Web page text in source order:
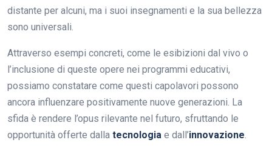
distante per alcuni, ma i suoi insegnamenti e la sua bellezza
sono universali.
Attraverso esempi concreti, come le esibizioni dal vivo o
l’inclusione di queste opere nei programmi educativi,
possiamo constatare come questi capolavori possono
ancora influenzare positivamente nuove generazioni. La
sfida è rendere l’opus rilevante nel futuro, sfruttando le
opportunità offerte dalla tecnologia e dall’innovazione.